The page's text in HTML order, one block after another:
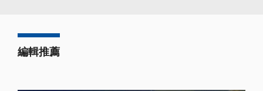
編輯推薦